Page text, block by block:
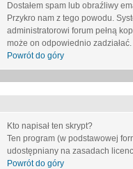
Dostałem spam lub obraźliwy
Przykro nam z tego powodu.
administratorowi forum pełną
może on odpowiednio zadziałać.
Powrót do góry
Kto napisał ten skrypt?
Ten program (w podstawowej
udostępniany na zasadach
Powrót do góry